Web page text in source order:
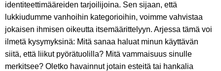
identiteettimääreiden tarjoilijoina. Sen sijaan, että
lukkiudumme vanhoihin kategorioihin, voimme vahvistaa
jokaisen ihmisen oikeutta itsemäärittelyyn. Arjessa tämä voi
ilmetä kysymyksinä: Mitä sanaa haluat minun käyttävän
siitä, että liikut pyörätuolilla? Mitä vammaisuus sinulle
merkitsee? Oletko havainnut jotain esteitä tai hankalia